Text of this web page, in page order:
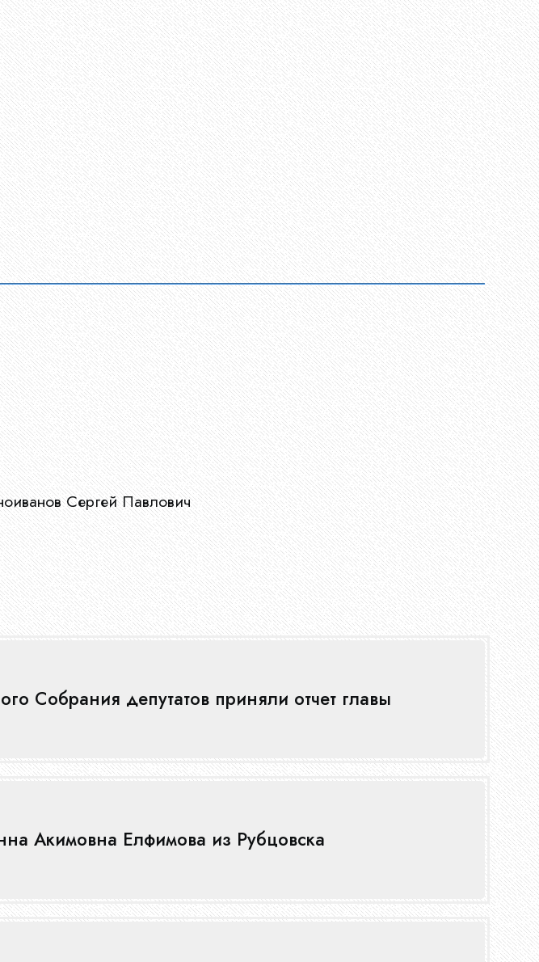
Сергей Павлович
Собрания депутатов приняли отчет главы
Акимовна Елфимова из Рубцовска